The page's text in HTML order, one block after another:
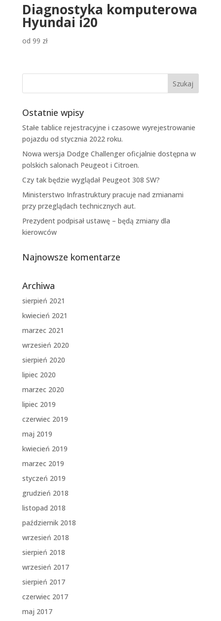
Diagnostyka komputerowa
Hyundai i20
od 99 zł
Ostatnie wpisy
Stałe tablice rejestracyjne i czasowe wyrejestrowanie
pojazdu od stycznia 2022 roku.
Nowa wersja Dodge Challenger oficjalnie dostępna w
polskich salonach Peugeot i Citroen.
Czy tak będzie wyglądał Peugeot 308 SW?
Ministerstwo Infrastruktury pracuje nad zmianami
przy przeglądach technicznych aut.
Prezydent podpisał ustawę – będą zmiany dla
kierowców
Najnowsze komentarze
Archiwa
sierpień 2021
kwiecień 2021
marzec 2021
wrzesień 2020
sierpień 2020
lipiec 2020
marzec 2020
lipiec 2019
czerwiec 2019
maj 2019
kwiecień 2019
marzec 2019
styczeń 2019
grudzień 2018
listopad 2018
październik 2018
wrzesień 2018
sierpień 2018
wrzesień 2017
sierpień 2017
czerwiec 2017
maj 2017